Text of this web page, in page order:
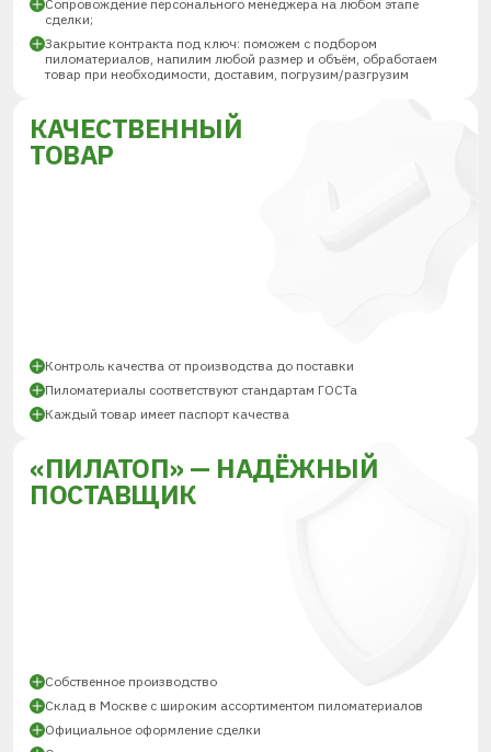
Сопровождение персонального менеджера на любом этапе
сделки;
Закрытие контракта под ключ: поможем с подбором
пиломатериалов, напилим любой размер и объём, обработаем
товар при необходимости, доставим, погрузим/разгрузим
КАЧЕСТВЕННЫЙ
ТОВАР
Контроль качества от производства до поставки
Пиломатериалы соответствуют стандартам ГОСТа
Каждый товар имеет паспорт качества
«ПИЛАТОП» — НАДЁЖНЫЙ
ПОСТАВЩИК
Собственное производство
Склад в Москве с широким ассортиментом пиломатериалов
Официальное оформление сделки